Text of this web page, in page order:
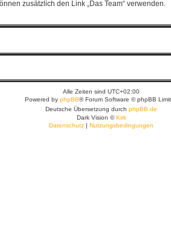
zusätzlich den Link „Das Team“ verwenden.
Alle Zeiten sind UTC+02:00
Powered by phpBB® Forum Software © phpBB
Deutsche Übersetzung durch phpBB.de
Dark Vision ©Kirk
Datenschutz | Nutzungsbedingungen